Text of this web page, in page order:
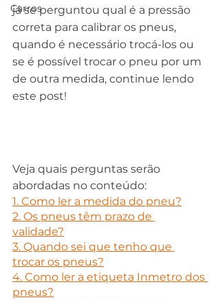
Carros
já se perguntou qual é a pressão
correta para calibrar os pneus,
quando é necessário trocá-los ou
se é possível trocar o pneu por um
de outra medida, continue lendo
este post!
Veja quais perguntas serão
abordadas no conteúdo:
1. Como ler a medida do pneu?
2. Os pneus têm prazo de
validade?
3. Quando sei que tenho que
trocar os pneus?
4. Como ler a etiqueta Inmetro dos
pneus?